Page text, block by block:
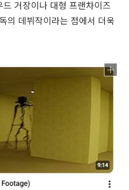
거장이나 대형 프랜차이즈
의 데뷔작이라는 점에서 더욱